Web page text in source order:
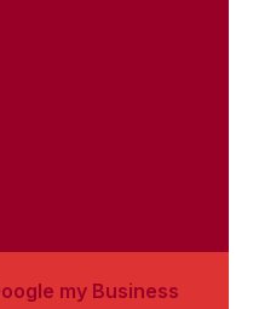
my Business